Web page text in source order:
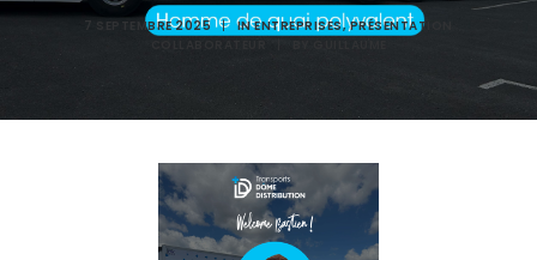
7 SEPTEMBRE 2025 | INENTREPRISES,PRÉSENTATION